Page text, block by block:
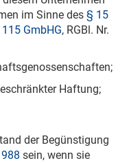
im Sinne des § 15
GmbHG, RGBl. Nr.
Haftung;
der Begünstigung
sein, wenn sie